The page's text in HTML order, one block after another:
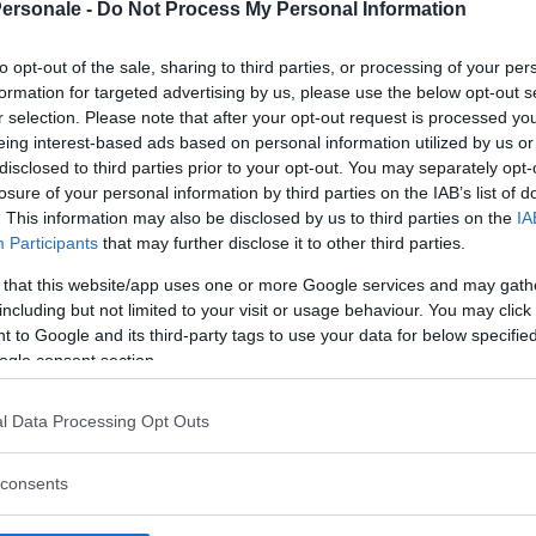
- Do Not Process My Personal Information
opt-out of the sale, sharing to third parties, or processing of your
for targeted advertising by us, please use the below opt-out
selection. Please note that after your opt-out request is processed
interest-based ads based on personal information utilized by us
to third parties prior to your opt-out. You may separately
of your personal information by third parties on the IAB’s list of
This information may also be disclosed by us to third parties on the
Participants that may further disclose it to other third parties.
that this website/app uses one or more Google services and may
but not limited to your visit or usage behaviour. You may
to Google and its third-party tags to use your data for below
consent section.
Data Processing Opt Outs
nella sua incontestabile materialità. Eppure
ad esso fino a diventare un tutt’uno col primo:
cioè, che ognuno di noi ha del proprio corpo,
fisicitàmediata dal rapporto che si ha con
della propria identità, dai significati
alle tante vicende che il corpo ha attraversato.
cibo buono da vedere è anche
in psicoterapia
terapeutico-riabilitativo dei disturbi alimentari può